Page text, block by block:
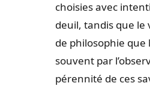
choisies avec
deuil, tandis que le
de philosophie que
souvent par
pérennité de ces